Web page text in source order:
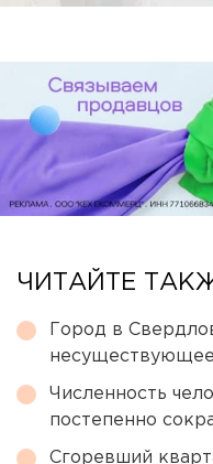
ЧИТАЙТЕ
Город в
Численность
постепенно
Сгоревший